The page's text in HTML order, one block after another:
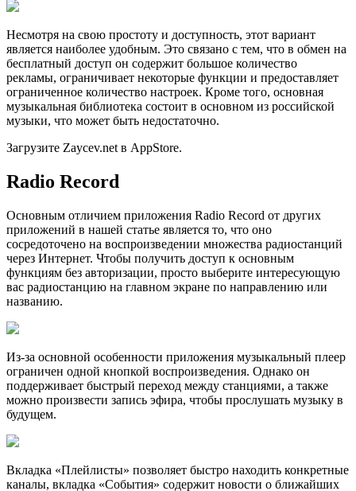
Несмотря на свою простоту и доступность, этот вариант
является наиболее удобным. Это связано с тем, что в обмен на
бесплатный доступ он содержит большое количество
рекламы, ограничивает некоторые функции и предоставляет
ограниченное количество настроек. Кроме того, основная
музыкальная библиотека состоит в основном из российской
музыки, что может быть недостаточно.
Загрузите Zaycev.net в AppStore.
Radio Record
Основным отличием приложения Radio Record от других
приложений в нашей статье является то, что оно
сосредоточено на воспроизведении множества радиостанций
через Интернет. Чтобы получить доступ к основным
функциям без авторизации, просто выберите интересующую
вас радиостанцию на главном экране по направлению или
названию.
Из-за основной особенности приложения музыкальный плеер
ограничен одной кнопкой воспроизведения. Однако он
поддерживает быстрый переход между станциями, а также
можно произвести запись эфира, чтобы прослушать музыку в
будущем.
Вкладка «Плейлисты» позволяет быстро находить конкретные
каналы, вкладка «События» содержит новости о ближайших